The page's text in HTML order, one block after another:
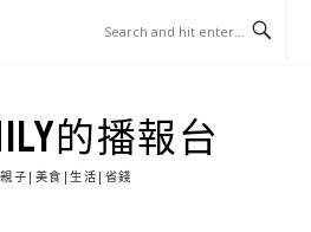
的播報台
子|美食|生活|省錢